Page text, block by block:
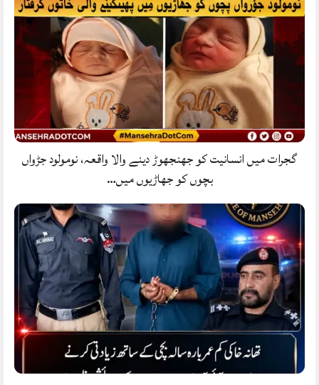
گجرات میں انسانیت کو جھنجھوڑ دینے والا واقعہ، نومولود جڑواں
بچوں کو جھاڑیوں میں…